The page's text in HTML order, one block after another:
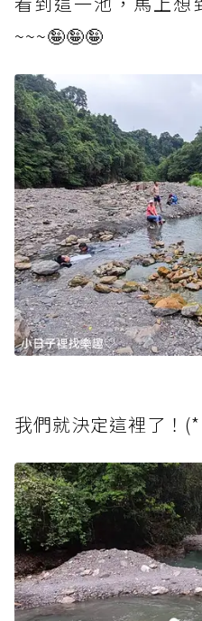
~~~🤪🤪🤪
我們就決定這裡了！